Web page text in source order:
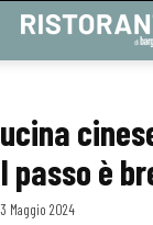
passo è
Maggio 2024